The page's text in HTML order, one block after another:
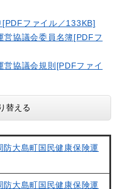
ファイル／133KB]
営協議会委員名簿[PDFフ
営協議会規則[PDFファイ
替える
大島町国民健康保険運
大島町国民健康保険運